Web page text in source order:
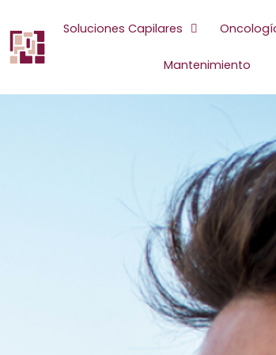
al
contenido
Soluciones Capilares
Mantenimiento